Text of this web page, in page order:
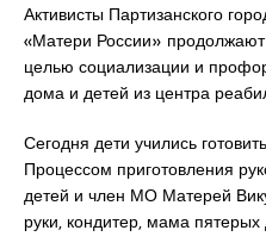
Активисты Партизанского
«Матери России»
целью социализации и
дома и детей из центра
Сегодня дети учились
Процессом приготовления
детей и член МО Матерей
руки, кондитер, мама